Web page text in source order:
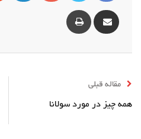
مقاله قبلی
همه چیز در مورد سولانا